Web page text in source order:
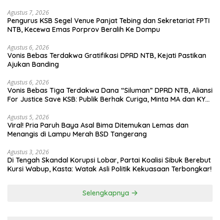
Agustus 7, 2026
Pengurus KSB Segel Venue Panjat Tebing dan Sekretariat FPTI
NTB, Kecewa Emas Porprov Beralih Ke Dompu
Agustus 6, 2026
Vonis Bebas Terdakwa Gratifikasi DPRD NTB, Kejati Pastikan
Ajukan Banding
Agustus 6, 2026
Vonis Bebas Tiga Terdakwa Dana “Siluman” DPRD NTB, Aliansi
For Justice Save KSB: Publik Berhak Curiga, Minta MA dan KY
Agustus 5, 2026
Viral! Pria Paruh Baya Asal Bima Ditemukan Lemas dan
Menangis di Lampu Merah BSD Tangerang
Agustus 3, 2026
Di Tengah Skandal Korupsi Lobar, Partai Koalisi Sibuk Berebut
Kursi Wabup, Kasta: Watak Asli Politik Kekuasaan Terbongkar!
Selengkapnya